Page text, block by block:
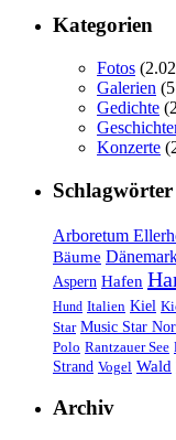
Kategorien
Fotos
Galerien
Gedichte
Konzerte
Schlagwörter
Arboretum
Bäume
Aspern Hafen
Hund Italien Kiel
Star Music Star
Polo Rantzauer See
Strand Vogel Wald
Archiv